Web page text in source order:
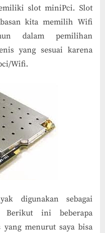
slot miniPci. Slot
kita memilih Wifi
dalam pemilihan
yang sesuai karena
Wifi.
digunakan sebagai
Berikut ini beberapa
menurut saya bisa